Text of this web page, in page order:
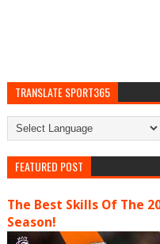
TRANSLATE SPORT365
FEATURED POST
The Best Skills Of The
Season!